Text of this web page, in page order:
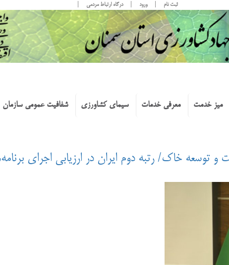
ثبت نام ورود درگاه ارتباط مردمی
میز خدمت معرفی خدمات سیمای کشاورزی شفافیت عمومی سازمان
و توسعه خاک/ رتبه دوم ایران در ارزیابی اجرای